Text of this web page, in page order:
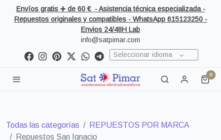
Envíos gratis ➕ de 60 € - Asistencia técnica especializada -
Repuestos originales y compatibles - WhatsApp 615123250 -
Envios 24/48H Lab
info@satpimar.com
Seleccionar idioma
0
Todas las categorías
REPUESTOS POR MARCA
Repuestos San Ignacio